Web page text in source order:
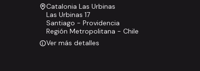
Catalonia Las Urbinas
Las Urbinas 17
Santiago - Providencia
Región Metropolitana - Chile
Ver más detalles